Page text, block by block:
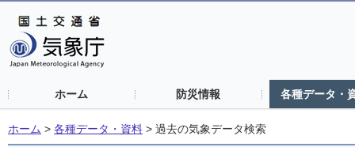
ホーム 防災情報 各種データ・
ホーム > 各種データ・資料 > 過去の気象データ検索